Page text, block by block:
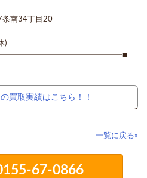
条南34丁目20
)
買取実績はこちら！！
一覧に戻る»
67-0866